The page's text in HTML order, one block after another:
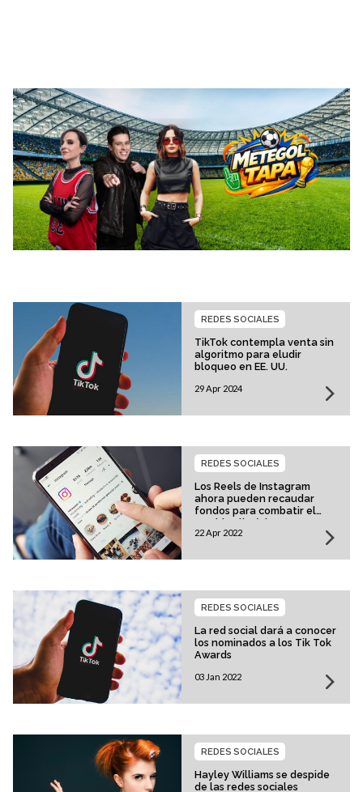
TikTok contempla venta sin
algoritmo para eludir
bloqueo en EE. UU.
REDES SOCIALES
29 Apr 2024
Los Reels de Instagram
ahora pueden recaudar
fondos para combatir el
cambio climático
REDES SOCIALES
22 Apr 2022
La red social dará a conocer
los nominados a los Tik Tok
Awards
REDES SOCIALES
03 Jan 2022
Hayley Williams se despide
de las redes sociales
REDES SOCIALES